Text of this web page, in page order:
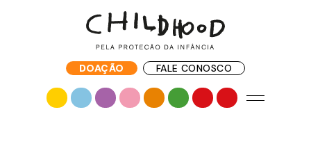
DOAÇÃO FALE CONOSCO